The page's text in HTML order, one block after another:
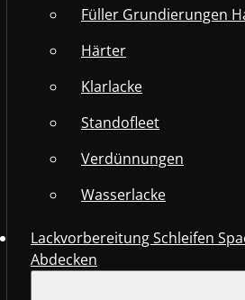
Füller Grundierungen
Härter
Klarlacke
Standofleet
Verdünnungen
Wasserlacke
Lackvorbereitung Schleifen
Abdecken